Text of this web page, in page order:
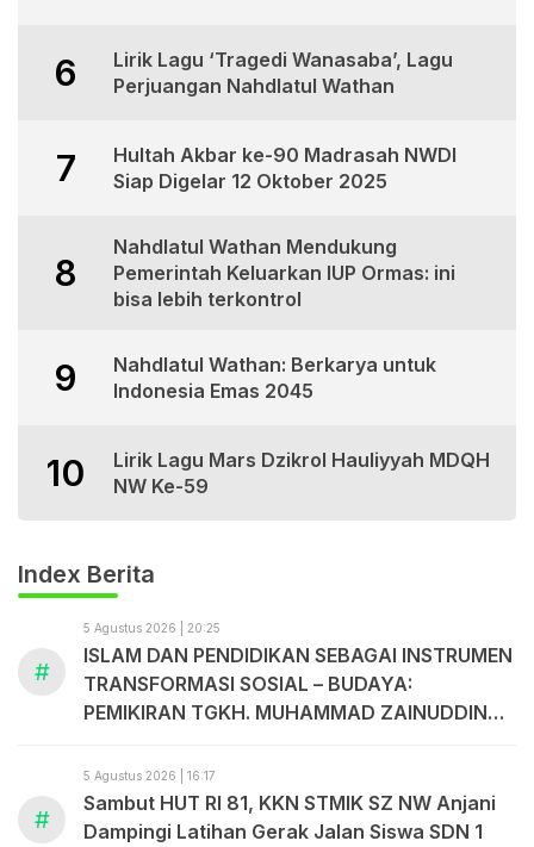
6
Lirik Lagu ‘Tragedi Wanasaba’, Lagu
Perjuangan Nahdlatul Wathan
7
Hultah Akbar ke-90 Madrasah NWDI
Siap Digelar 12 Oktober 2025
8
Nahdlatul Wathan Mendukung
Pemerintah Keluarkan IUP Ormas: ini
bisa lebih terkontrol
9
Nahdlatul Wathan: Berkarya untuk
Indonesia Emas 2045
10
Lirik Lagu Mars Dzikrol Hauliyyah MDQH
NW Ke-59
Index Berita
#
5 Agustus 2026 | 20:25
ISLAM DAN PENDIDIKAN SEBAGAI INSTRUMEN
TRANSFORMASI SOSIAL – BUDAYA:
PEMIKIRAN TGKH. MUHAMMAD ZAINUDDIN
#
5 Agustus 2026 | 16:17
Sambut HUT RI 81, KKN STMIK SZ NW Anjani
Dampingi Latihan Gerak Jalan Siswa SDN 1